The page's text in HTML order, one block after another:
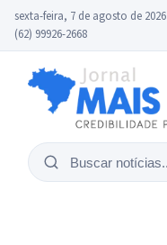
sexta-feira, 7 de agosto de 2026
(62) 99926-2668
Buscar